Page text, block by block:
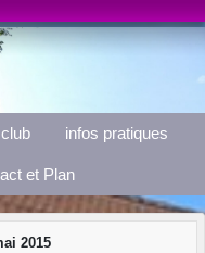
infos pratiques
et Plan
2015